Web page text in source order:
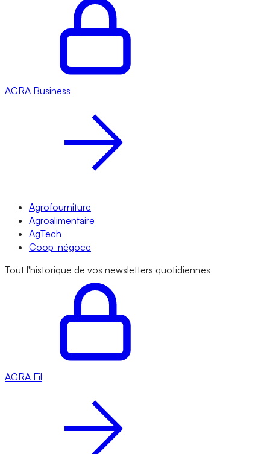
AGRA Business
Agrofourniture
Agroalimentaire
AgTech
Coop-négoce
Tout l'historique de vos newsletters quotidiennes
AGRA Fil